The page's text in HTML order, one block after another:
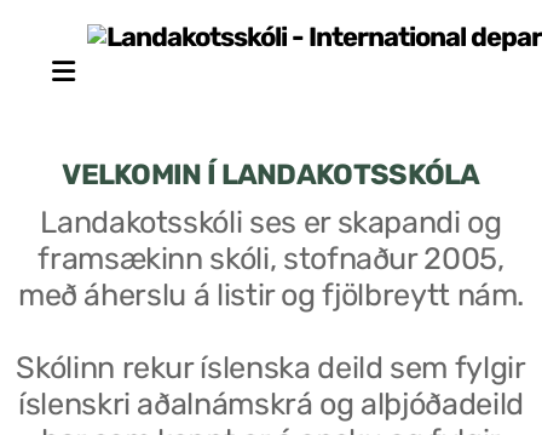
VELKOMIN Í LANDAKOTSSKÓLA
Landakotsskóli ses er skapandi og
framsækinn skóli, stofnaður 2005,
með áherslu á listir og fjölbreytt nám.
Skólinn rekur íslenska deild sem fylgir
íslenskri aðalnámskrá og alþjóðadeild
Stjórn sjálfseignarstofnunar
Skólaráð
Fundargerðir skólaráðs